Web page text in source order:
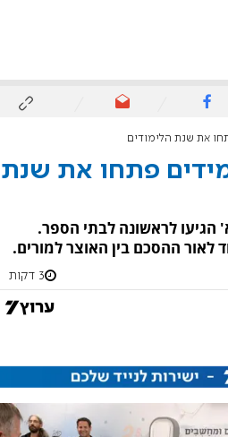
תלמידים פתחו את שנת
א' הגיעו לראשונה לבתי הספר.
לאור ההסכם בין האוצר למורים.
3 דקות